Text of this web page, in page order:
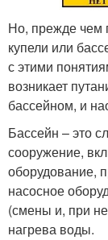
Но, прежде чем
купели или
с этими
возникает
бассейном, и
Бассейн – это
сооружение,
оборудование,
насосное
(смены и, при
нагрева воды.